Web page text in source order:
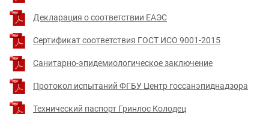
Декларация о соответствии ЕАЭС
Сертификат соответствия ГОСТ ИСО 9001-2015
Санитарно-эпидемиологическое заключение
Протокол испытаний ФГБУ Центр госсанэпиднадзора
Технический паспорт Гринлос Колодец